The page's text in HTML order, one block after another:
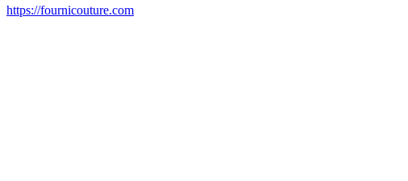
https://fournicouture.com